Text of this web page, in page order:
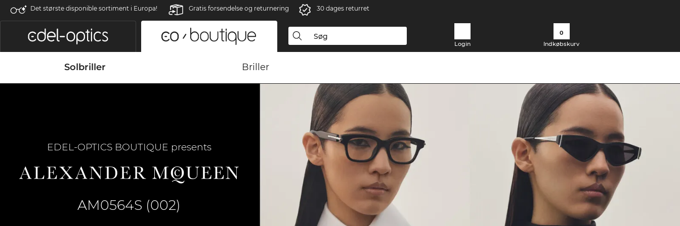
Det største disponible sortiment i Europa! Gratis forsendelse og returnering 30 dages returret
Login
0
Indkøbskurv
Solbriller Briller
AM0564S (002)
EDEL-OPTICS BOUTIQUE presents